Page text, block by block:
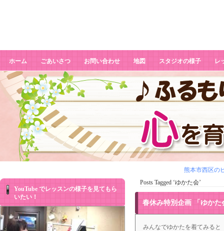
ホーム ごあいさつ お問い合わせ 地図 スタジオの様子 レ
熊本市西区の
Posts Tagged ‘ゆかた会’
春休み特別企画 「ゆかた
みんなでゆかたを着てみると
YouTube でレッスンの様子を見てもら
いたい！